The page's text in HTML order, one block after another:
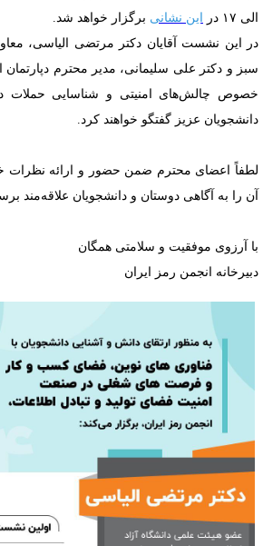
۱۷ در
این نشانیبرگزار خواهد شد.
این نشست آقایان دکتر مرتضی الیاسی،
و دکتر علی سلیمانی، مدیر محترم دپارتمان
چالش‌های امنیتی و شناسایی حملات در
عزیز گفتگو خواهند کرد.
اعضای محترم ضمن حضور و ارائه نظرات
را به آگاهی دوستان و دانشجویان علاقه‌مند
آرزوی موفقیت و سلامتی همگان
انجمن رمز ایران